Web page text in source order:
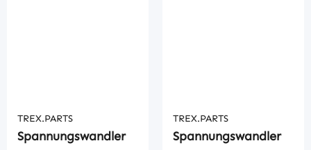
TREX.PARTS
Spannungswandler
TREX.PARTS
Spannungswandler